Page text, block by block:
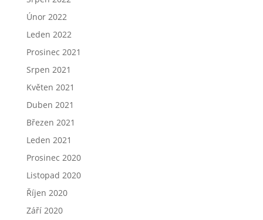
Únor 2022
Leden 2022
Prosinec 2021
Srpen 2021
Květen 2021
Duben 2021
Březen 2021
Leden 2021
Prosinec 2020
Listopad 2020
Říjen 2020
Září 2020